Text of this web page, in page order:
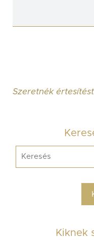
Szeretnék
Kiknek